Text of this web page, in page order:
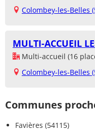
Colombey-les-Belles
MULTI-ACCUEIL
Multi-accueil (16
Colombey-les-Belles
Communes
Favières (54115)